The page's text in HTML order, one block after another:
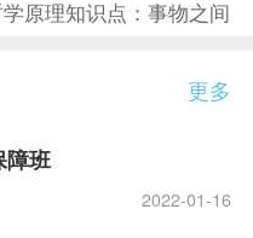
原理知识点：事物之间
更多
障班
2022-01-16